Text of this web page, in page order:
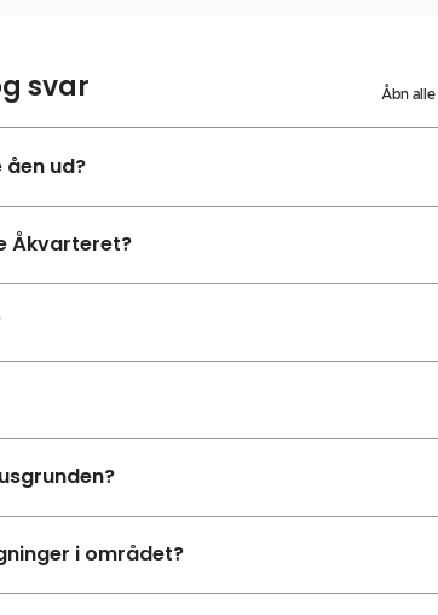
svar Åbn alle
ud?
Åkvarteret?
i området?